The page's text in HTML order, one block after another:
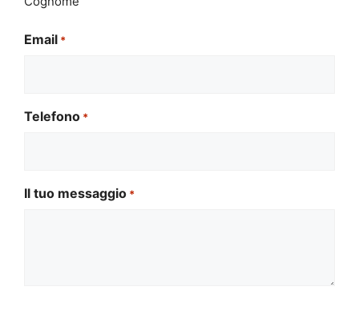
Email *
Telefono *
Il tuo messaggio *